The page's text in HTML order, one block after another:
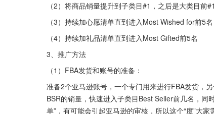
（2）将商品销量提升到子类目#1，之后是大类目前
（3）持续加心愿清单直到进入Most Wished for前5名
（4）持续加礼品清单直到进入Most Gifted前5名
3、推广方法
（1）FBA发货和账号的准备：
准备2个亚马逊账号，一个专门用来进行FBA发货，
BSR的销量，快速进入子类目Best Seller前几名，同
单”，有可能会引起亚马逊的审核，所以这个“度”大家